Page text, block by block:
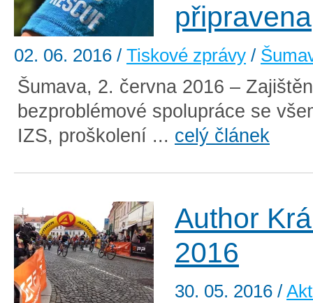
připravena
02. 06. 2016 / Tiskové zprávy /
Šumava, 2. června 2016 –
bezproblémové spolupráce se
IZS, proškolení ... celý článek
Author
2016
30. 05. 2016 /